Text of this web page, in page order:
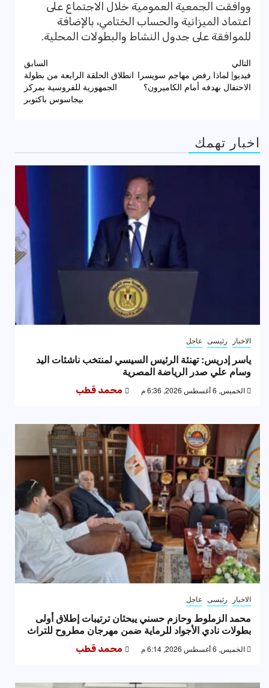
ووافقت الجمعية العمومية خلال الاجتماع على
اعتماد الميزانية والحساب الختامي، بالإضافة
للموافقة على جدول النشاط والبطولات المحلية.
تصفّح
المقالات
السابق
انطلاق الحلقة الرابعة من بطولة
الجمهورية للفروسية بمركز
بيجاسوس باكتوبر
التالي
فيديو| لماذا رفض مهاجم سويسرا
الاحتفال بهدفه أمام الكاميرون؟
اخبار تهمك
الاخبار رئيسى عاجل
ياسر إدريس: تهنئة الرئيس السيسي لمنتخب ناشئات اليد
وسام علي صدر الرياضة المصرية
الخميس, 6 أغسطس 2026, 6:36 م محمد قطب
الاخبار رئيسى عاجل
محمد الزملوط وحازم حسني يبحثان ترتيبات إطلاق أولى
بطولات نادي الأجواد للرماية ضمن مهرجان مطروح للتراث
الخميس, 6 أغسطس 2026, 6:14 م محمد قطب